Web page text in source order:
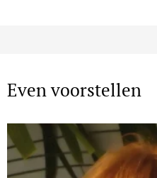
Even voorstellen